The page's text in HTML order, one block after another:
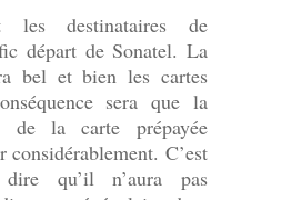
les destinataires de
départ de Sonatel. La
bel et bien les cartes
sera que la
de la carte prépayée
considérablement. C’est
qu’il n’aura pas